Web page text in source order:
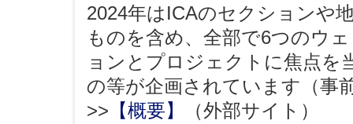
2024年はICAのセクションや
ものを含め、全部で6つのウ
ョンとプロジェクトに焦点を
の等が企画されています（事
>> 【概要】 （外部サイト）